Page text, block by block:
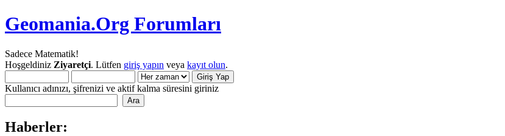
Geomania.Org Forumları
Sadece Matematik!
Hoşgeldiniz Ziyaretçi. Lütfen giriş yapın veya kayıt olun.
Kullanıcı adınızı, şifrenizi ve aktif kalma süresini giriniz
Haberler: